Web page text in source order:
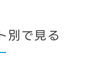
別で見る